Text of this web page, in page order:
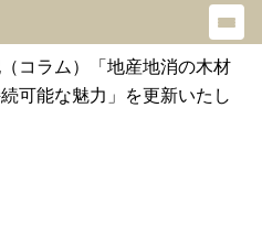
メ
ニ
コラム）「地産地消の木材
可能な魅力」を更新いたし